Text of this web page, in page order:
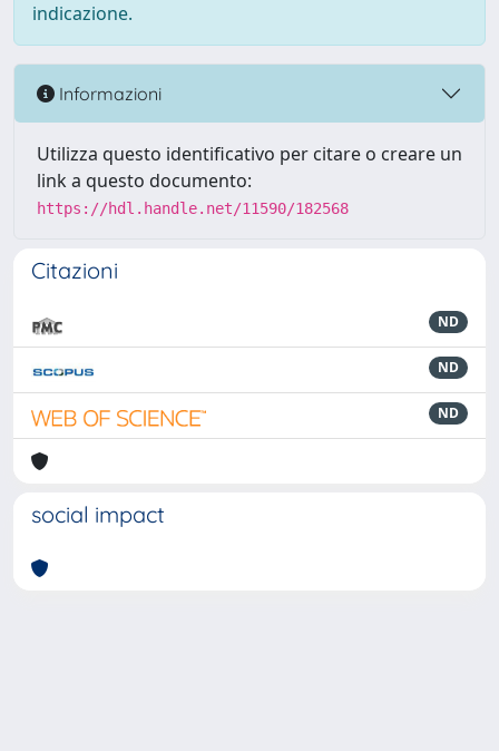
indicazione.
Informazioni
Utilizza questo identificativo per citare o creare un
link a questo documento:
https://hdl.handle.net/11590/182568
Citazioni
ND
ND
ND
social impact